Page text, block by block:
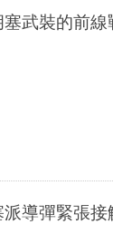
武裝的前線
導彈緊張接